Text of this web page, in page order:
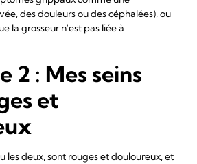
des douleurs ou des céphalées), ou
la grosseur n'est pas liée à
2 : Mes seins
et
les deux, sont rouges et douloureux, et